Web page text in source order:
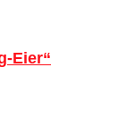
Eier“